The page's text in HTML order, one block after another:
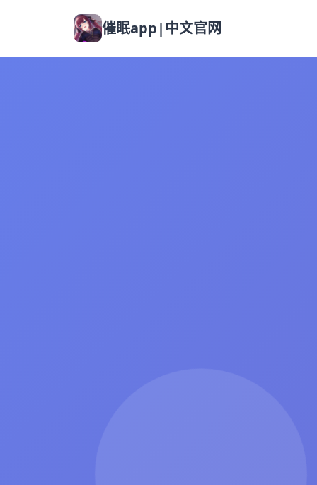
催眠app|中文官网